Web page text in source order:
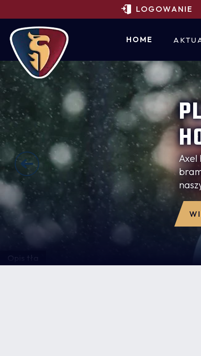
LOGOWANIE
HOME
Opis tła
Axel